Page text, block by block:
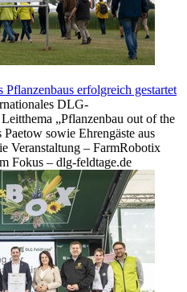
erfolgreich gestartet
DLG-
„Pflanzenbau out of the
sowie Ehrengäste aus
Veranstaltung – FarmRobotix
Fokus – dlg-feldtage.de